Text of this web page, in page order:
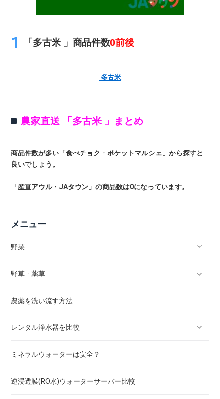
「多古米 」商品件数0前後
多古米
農家直送 「多古米 」まとめ
商品件数が多い「食べチョク・ポケットマルシェ」から探すと
良いでしょう。
「産直アウル・JAタウン」の商品数は0になっています。
メニュー
野菜
キャベツ
きゅうり
トマト
かぼちゃ
ゴーヤ
野草・薬草
タンポポ
梅
セリ
スギナ
農薬を洗い流す方法
レンタル浄水器を比較
水道水は安全？
ミネラルウォーターは安全？
逆浸透膜(RO水)ウォーターサーバー比較